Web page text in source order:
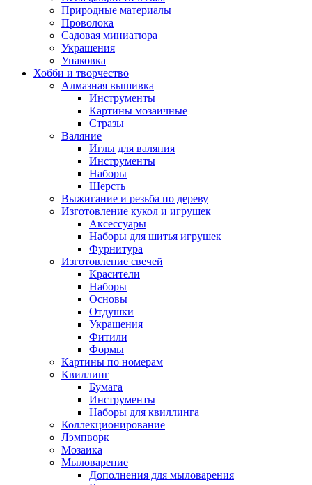
Природные материалы
Проволока
Садовая миниатюра
Украшения
Упаковка
Хобби и творчество
Алмазная вышивка
Инструменты
Картины мозаичные
Стразы
Валяние
Иглы для валяния
Инструменты
Наборы
Шерсть
Выжигание и резьба по дереву
Изготовление кукол и игрушек
Аксессуары
Наборы для шитья игрушек
Фурнитура
Изготовление свечей
Красители
Наборы
Основы
Отдушки
Украшения
Фитили
Формы
Картины по номерам
Квиллинг
Бумага
Инструменты
Наборы для квиллинга
Коллекционирование
Лэмпворк
Мозаика
Мыловарение
Дополнения для мыловарения